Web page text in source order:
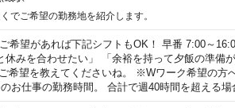
ご希望の勤務地を紹介します。
希望があれば下記シフトもOK！ 早番 7:00～
休みを合わせたい」 「余裕を持って夕飯の準備
希望を教えてくださいね。 ※Wワーク希望の方
お仕事の勤務時間。 合計で週40時間を超える場